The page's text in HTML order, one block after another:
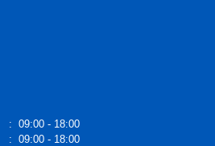
: 09:00 - 18:00
: 09:00 - 18:00